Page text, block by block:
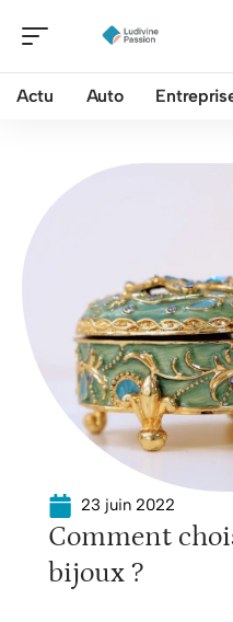
Actu Auto
23 juin 2022
Comment
bijoux ?